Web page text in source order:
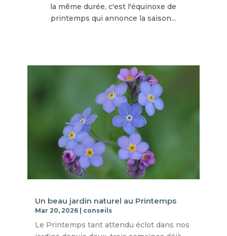
la même durée, c'est l'équinoxe de
printemps qui annonce la saison...
Un beau jardin naturel au Printemps
Mar 20, 2026| conseils
Le Printemps tant attendu éclot dans nos